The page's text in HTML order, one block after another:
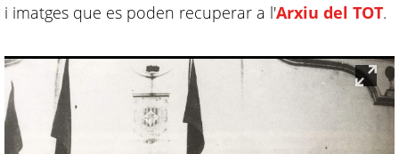
i imatges que es poden recuperar a l'Arxiu del TOT.